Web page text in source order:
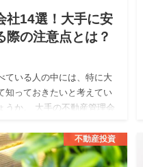
社14選！大手に安
際の注意点とは？
ている人の中には、特に大
知っておきたいと考えてい
うか。 大手の不動産管理会
不動産投資